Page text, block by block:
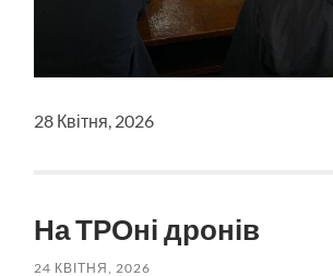
28 Квітня, 2026
На ТРОні дронів
24 КВІТНЯ, 2026